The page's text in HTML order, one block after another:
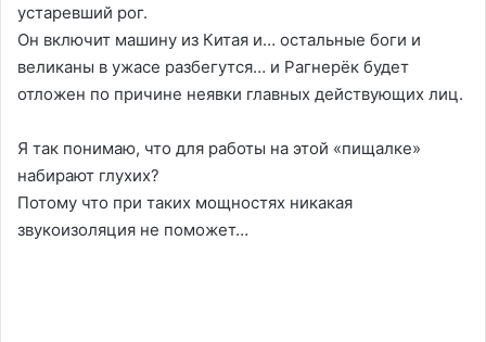
устаревший рог.
Он включит машину из Китая и… остальные боги и
великаны в ужасе разбегутся… и Рагнерёк будет
отложен по причине неявки главных действующих лиц.
Я так понимаю, что для работы на этой «пищалке»
набирают глухих?
Потому что при таких мощностях никакая
звукоизоляция не поможет…